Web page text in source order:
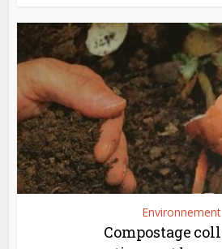
Environnement
Compostage